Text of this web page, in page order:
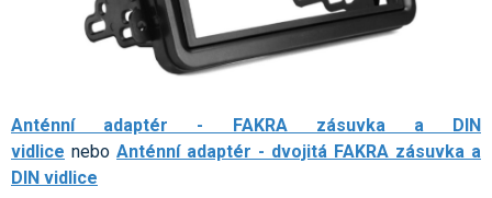
Anténní adaptér - FAKRA zásuvka a DIN
vidlice nebo Anténní adaptér - dvojitá FAKRA zásuvka a
DIN vidlice